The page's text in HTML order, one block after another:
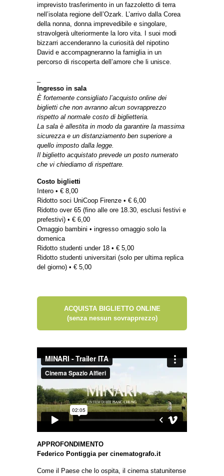
imprevisto trasferimento in un fazzoletto di terra
nell’isolata regione dell’Ozark. L’arrivo dalla Corea
della nonna, donna imprevedibile e singolare,
stravolgerà ulteriormente la loro vita. I suoi modi
bizzarri accenderanno la curiosità del nipotino
David e accompagneranno la famiglia in un
percorso di riscoperta dell’amore che li unisce.
Ingresso in sala
È fortemente consigliato l’acquisto online dei
biglietti che non avranno alcun sovrapprezzo
rispetto al normale costo di biglietteria.
La sala è allestita in modo da garantire la massima
sicurezza e un distanziamento ben superiore a
quello imposto dalla legge.
Il biglietto acquistato prevede un posto numerato
che vi chiediamo di rispettare.
Costo biglietti
Intero • € 8,00
Ridotto soci UniCoop Firenze • € 6,00
Ridotto over 65 (fino alle ore 18.30, esclusi festivi e
prefestivi) • € 6,00
Omaggio bambini • ingresso omaggio solo la
domenica
Ridotto studenti under 18 • € 5,00
Ridotto studenti universitari (solo per ultima replica
del giorno) • € 5,00
ACQUISTA BIGLIETTO ONLINE
(senza nessun sovrapprezzo)
APPROFONDIMENTO
Federico Pontiggia per cinematografo.it
Come il Paese che lo ospita, il cinema statunitense